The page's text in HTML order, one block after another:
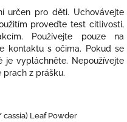
určen pro děti. Uchovávejte
proveďte test citlivosti,
Používejte pouze na
kontaktu s očima. Pokud se
je vypláchněte. Nepoužívejte
prach z prášku.
cassia) Leaf Powder